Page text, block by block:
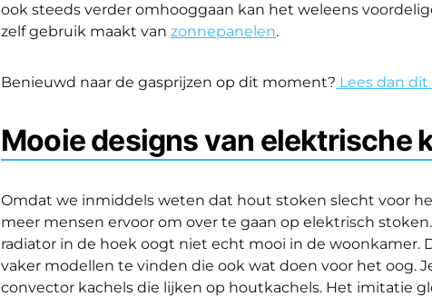
ook steeds verder omhooggaan kan het weleens
zelf gebruik maakt van zonnepanelen.
Benieuwd naar de gasprijzen op dit moment? Lees dan dit
Mooie designs van elektrische
Omdat we inmiddels weten dat hout stoken slecht voor
meer mensen ervoor om over te gaan op elektrisch
radiator in de hoek oogt niet echt mooi in de woonkamer.
vaker modellen te vinden die ook wat doen voor het oog.
convector kachels die lijken op houtkachels. Het imitatie